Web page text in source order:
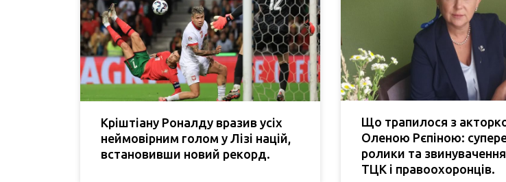
Кріштіану Роналду вразив усіх
неймовірним голом у Лізі націй,
встановивши новий рекорд.
Що трапилося з
Оленою Рєпіною:
ролики та
ТЦК і правоохоронців.